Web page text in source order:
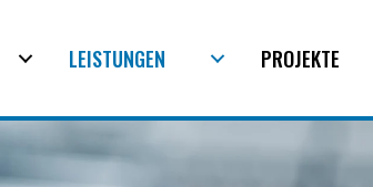
LEISTUNGEN PROJEKTE